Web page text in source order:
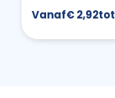
Vanaf€ 2,92tot